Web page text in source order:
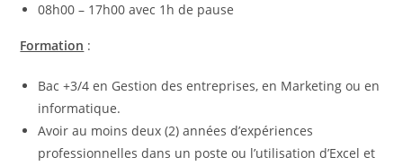
08h00 – 17h00 avec 1h de pause
Formation :
Bac +3/4 en Gestion des entreprises, en Marketing ou en
informatique.
Avoir au moins deux (2) années d’expériences
professionnelles dans un poste ou l’utilisation d’Excel et